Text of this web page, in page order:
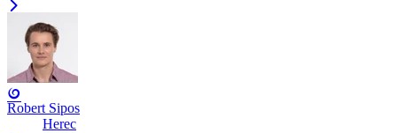
Robert Sipos
Herec